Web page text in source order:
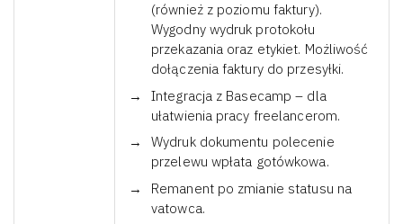
(również z poziomu faktury).
Wygodny wydruk protokołu
przekazania oraz etykiet. Możliwość
dołączenia faktury do przesyłki.
Integracja z Basecamp – dla
ułatwienia pracy freelancerom.
Wydruk dokumentu polecenie
przelewu wpłata gotówkowa.
Remanent po zmianie statusu na
vatowca.